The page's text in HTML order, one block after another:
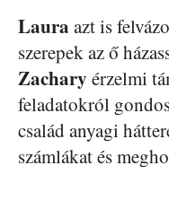
Laura azt is
szerepek az ő
Zachary érzelmi
feladatokról
család anyagi
számlákat és